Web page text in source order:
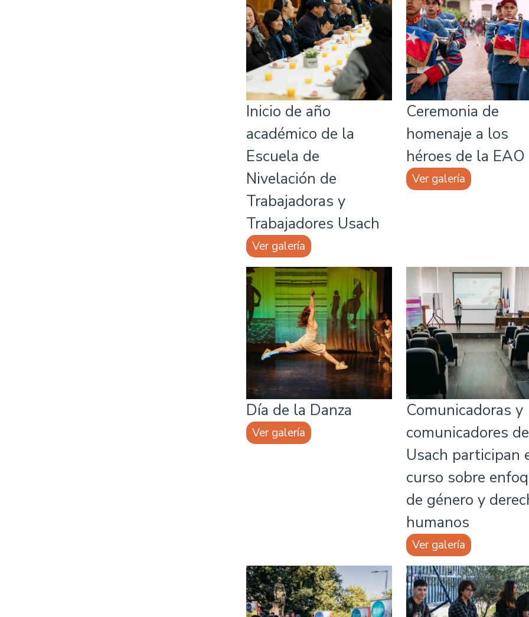
Inicio de año
académico de la
Escuela de
Nivelación de
Trabajadoras y
Trabajadores Usach
Ver galería
Ceremonia de
homenaje a los
héroes de la EAO
Ver galería
Día de la Danza
Ver galería
Comunicadoras y
comunicadores
Usach participan
curso sobre
de género y
humanos
Ver galería